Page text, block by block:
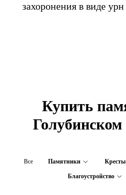
захоронения в виде
Купить
Все Памятники
Благоустройство